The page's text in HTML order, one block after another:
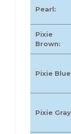
Pearl:
Pixie
Brown:
Pixie
Pixie